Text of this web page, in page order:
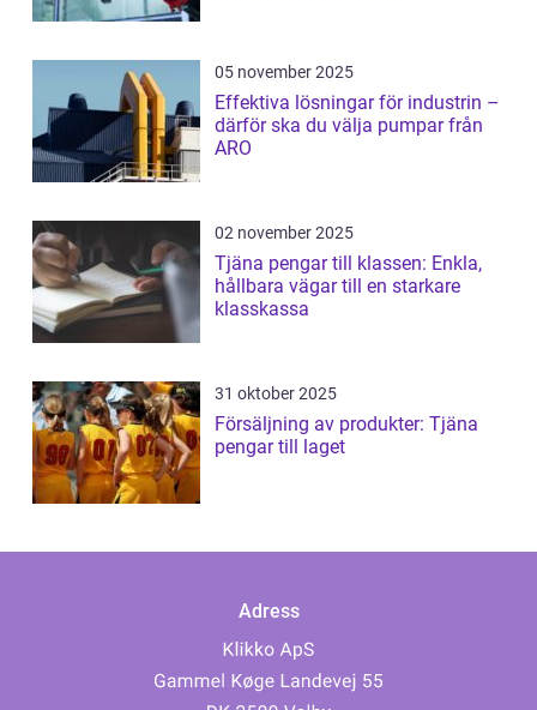
05 november 2025
Effektiva lösningar för industrin –
därför ska du välja pumpar från
ARO
02 november 2025
Tjäna pengar till klassen: Enkla,
hållbara vägar till en starkare
klasskassa
31 oktober 2025
Försäljning av produkter: Tjäna
pengar till laget
Adress